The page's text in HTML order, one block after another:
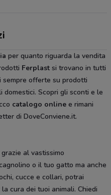
per quanto riguarda la vendita
Ferplast si trovano in tutti
sempre offerte su prodotti
Scopri gli sconti e le
catalogo online e rimani
di DoveConviene.it.
al vastissimo
o il tuo gatto ma anche
cucce e collari, potrai
cura dei tuoi animali. Chiedi